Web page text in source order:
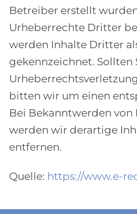
Betreiber erstellt
Urheberrechte Dritter
werden Inhalte Dritter
gekennzeichnet. Sollten
bitten wir um einen
Bei Bekanntwerden von
werden wir derartige
entfernen.
Quelle: https://www.e-